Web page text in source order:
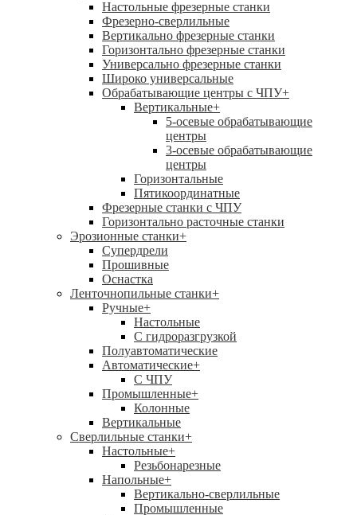
Настольные фрезерные станки
Фрезерно-сверлильные
Вертикально фрезерные станки
Горизонтально фрезерные станки
Универсально фрезерные станки
Широко универсальные
Обрабатывающие центры с ЧПУ+
Вертикальные+
5-осевые обрабатывающие
центры
3-осевые обрабатывающие
центры
Горизонтальные
Пятикоординатные
Фрезерные станки с ЧПУ
Горизонтально расточные станки
Эрозионные станки+
Супердрели
Прошивные
Оснастка
Ленточнопильные станки+
Ручные+
Настольные
С гидроразгрузкой
Полуавтоматические
Автоматические+
С ЧПУ
Промышленные+
Колонные
Вертикальные
Сверлильные станки+
Настольные+
Резьбонарезные
Напольные+
Вертикально-сверлильные
Промышленные